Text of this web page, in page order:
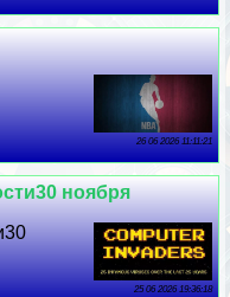
26 06 2026 11:11:21
ноября
25 06 2026 19:36:18